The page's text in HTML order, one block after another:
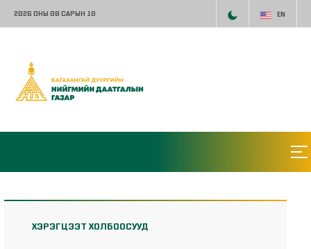
2026 ОНЫ 08 САРЫН 10 EN
ХЭРЭГЦЭЭТ ХОЛБООСУУД